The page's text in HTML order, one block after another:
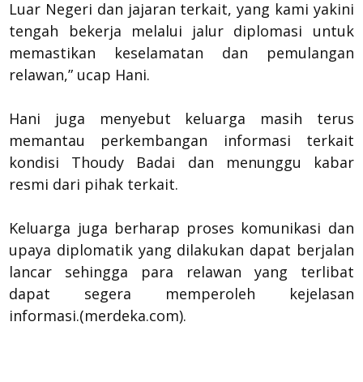
Luar Negeri dan jajaran terkait, yang kami yakini
tengah bekerja melalui jalur diplomasi untuk
memastikan keselamatan dan pemulangan
relawan,” ucap Hani.
Hani juga menyebut keluarga masih terus
memantau perkembangan informasi terkait
kondisi Thoudy Badai dan menunggu kabar
resmi dari pihak terkait.
Keluarga juga berharap proses komunikasi dan
upaya diplomatik yang dilakukan dapat berjalan
lancar sehingga para relawan yang terlibat
dapat segera memperoleh kejelasan
informasi. (merdeka.com).